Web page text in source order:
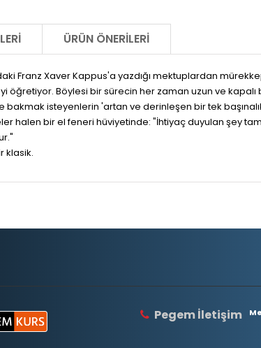
ÜRÜN ÖNERILERI
Franz Xaver Kappus'a yazdığı mektuplardan
öğretiyor. Böylesi bir sürecin her zaman uzun ve
isteyenlerin 'artan ve derinleşen bir tek
halen bir el feneri hüviyetinde: "İhtiyaç duyulan şey
klasik.
Pegem İletişim